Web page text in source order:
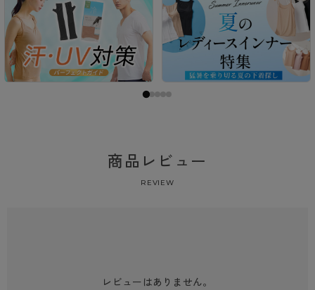
商品レビュー
REVIEW
レビューはありません。